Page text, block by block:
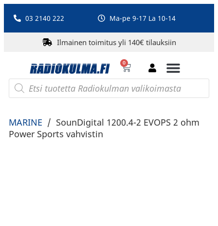
03 2140 222 Ma-pe 9-17 La 10-14
Ilmainen toimitus yli 140€ tilauksiin
0
MARINE / SounDigital 1200.4-2 EVOPS 2 ohm
Power Sports vahvistin